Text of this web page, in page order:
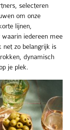
selecteren
om onze
lijnen,
iedereen mee
net zo belangrijk is
dynamisch
je plek.